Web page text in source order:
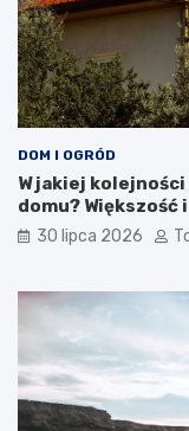
DOM I OGRÓD
W jakiej
domu? Większość
30 lipca 2026